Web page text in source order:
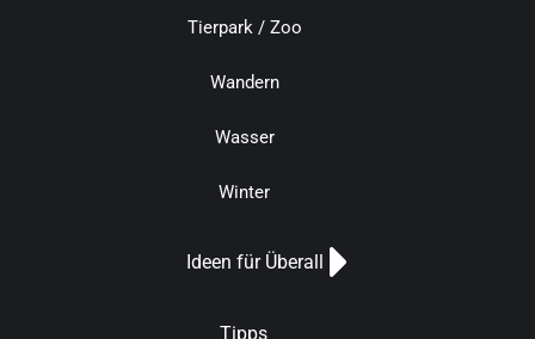
Tierpark / Zoo
Wandern
Wasser
Winter
Ideen für Überall
Tipps